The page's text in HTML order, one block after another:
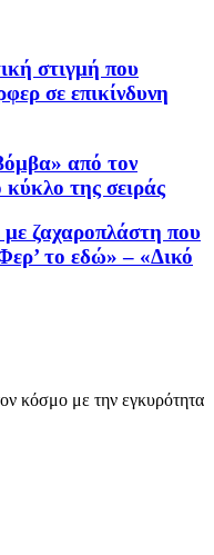
στιγμή που
σε επικίνδυνη
από τον
της σειράς
ζαχαροπλάστη που
το εδώ» – «Δικό
κόσμο με την εγκυρότητα